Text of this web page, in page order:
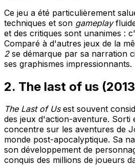
Ce jeu a été particulièrement
techniques et son gameplay
et des critiques sont unanimes :
Comparé à d'autres jeux de la
2se démarque par sa narration
ses graphismes impressionnants.
2. The last of us
The Last of Usest souvent
des jeux d'action-aventure. Sorti
concentre sur les aventures de
monde post-apocalyptique. Sa
son développement de
conquis des millions de joueurs